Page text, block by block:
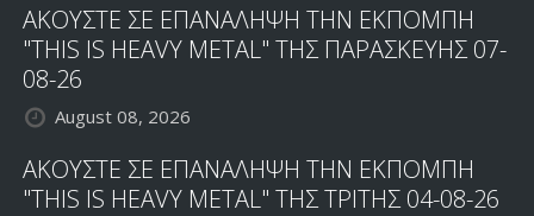
ΑΚΟΥΣΤΕ ΣΕ ΕΠΑΝΑΛΗΨΗ ΤΗΝ ΕΚΠΟΜΠΗ
"THIS IS HEAVY METAL" ΤΗΣ ΠΑΡΑΣΚΕΥΗΣ 07-
08-26
August 08, 2026
ΑΚΟΥΣΤΕ ΣΕ ΕΠΑΝΑΛΗΨΗ ΤΗΝ ΕΚΠΟΜΠΗ
"THIS IS HEAVY METAL" ΤΗΣ ΤΡΙΤΗΣ 04-08-26